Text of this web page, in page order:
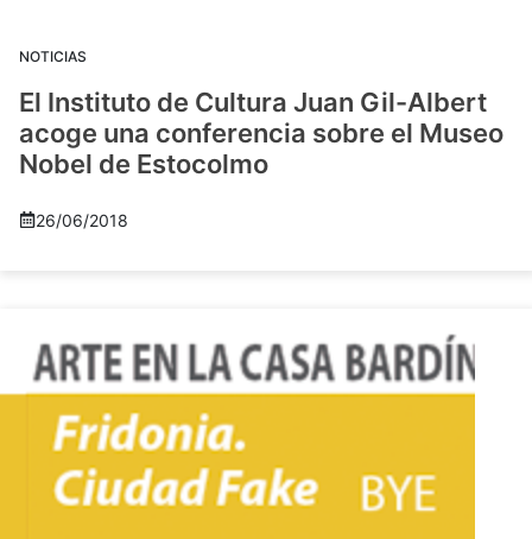
NOTICIAS
El Instituto de Cultura Juan Gil-Albert
acoge una conferencia sobre el Museo
Nobel de Estocolmo
26/06/2018